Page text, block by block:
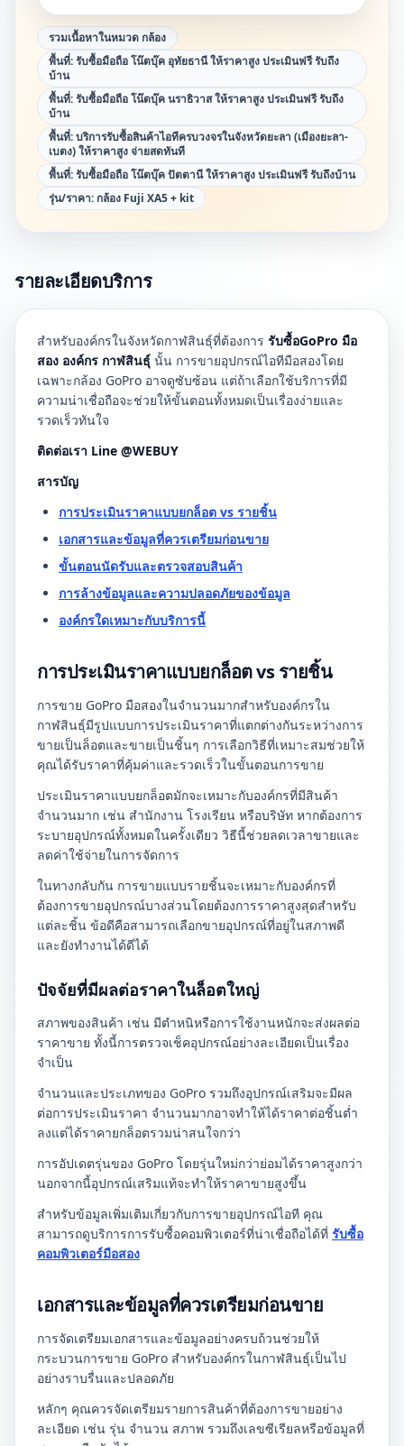
รวมเนื้อหาในหมวดกล้อง
พื้นที่:รับซื้อมือถือ โน๊ตบุ๊ค อุทัยธานี ให้ราคาสูง ประเมินฟรี รับถึง
บ้าน
พื้นที่:รับซื้อมือถือ โน๊ตบุ๊ค นราธิวาส ให้ราคาสูง ประเมินฟรี รับถึง
บ้าน
พื้นที่:บริการรับซื้อสินค้าไอทีครบวงจรในจังหวัดยะลา (เมืองยะลา-
เบตง) ให้ราคาสูง จ่ายสดทันที
พื้นที่:รับซื้อมือถือ โน๊ตบุ๊ค ปัตตานี ให้ราคาสูง ประเมินฟรี รับถึงบ้าน
รุ่น/ราคา:กล้อง Fuji XA5 + kit
รายละเอียดบริการ
สำหรับองค์กรในจังหวัดกาฬสินธุ์ที่ต้องการ รับซื้อGoPro มือ
สอง องค์กร กาฬสินธุ์ นั้น การขายอุปกรณ์ไอทีมือสองโดย
เฉพาะกล้อง GoPro อาจดูซับซ้อน แต่ถ้าเลือกใช้บริการที่มี
ความน่าเชื่อถือจะช่วยให้ขั้นตอนทั้งหมดเป็นเรื่องง่ายและ
รวดเร็วทันใจ
ติดต่อเรา Line @WEBUY
สารบัญ
การประเมินราคาแบบยกล็อต vs รายชิ้น
เอกสารและข้อมูลที่ควรเตรียมก่อนขาย
ขั้นตอนนัดรับและตรวจสอบสินค้า
การล้างข้อมูลและความปลอดภัยของข้อมูล
องค์กรใดเหมาะกับบริการนี้
การประเมินราคาแบบยกล็อต vs รายชิ้น
การขาย GoPro มือสองในจำนวนมากสำหรับองค์กรใน
กาฬสินธุ์มีรูปแบบการประเมินราคาที่แตกต่างกันระหว่างการ
ขายเป็นล็อตและขายเป็นชิ้นๆ การเลือกวิธีที่เหมาะสมช่วยให้
คุณได้รับราคาที่คุ้มค่าและรวดเร็วในขั้นตอนการขาย
ประเมินราคาแบบยกล็อตมักจะเหมาะกับองค์กรที่มีสินค้า
จำนวนมาก เช่น สำนักงาน โรงเรียน หรือบริษัท หากต้องการ
ระบายอุปกรณ์ทั้งหมดในครั้งเดียว วิธีนี้ช่วยลดเวลาขายและ
ลดค่าใช้จ่ายในการจัดการ
ในทางกลับกัน การขายแบบรายชิ้นจะเหมาะกับองค์กรที่
ต้องการขายอุปกรณ์บางส่วนโดยต้องการราคาสูงสุดสำหรับ
แต่ละชิ้น ข้อดีคือสามารถเลือกขายอุปกรณ์ที่อยู่ในสภาพดี
และยังทำงานได้ดีได้
ปัจจัยที่มีผลต่อราคาในล็อตใหญ่
สภาพของสินค้า เช่น มีตำหนิหรือการใช้งานหนักจะส่งผลต่อ
ราคาขาย ทั้งนี้การตรวจเช็คอุปกรณ์อย่างละเอียดเป็นเรื่อง
จำเป็น
จำนวนและประเภทของ GoPro รวมถึงอุปกรณ์เสริมจะมีผล
ต่อการประเมินราคา จำนวนมากอาจทำให้ได้ราคาต่อชิ้นต่ำ
ลงแต่ได้ราคายกล็อตรวมน่าสนใจกว่า
การอัปเดตรุ่นของ GoPro โดยรุ่นใหม่กว่าย่อมได้ราคาสูงกว่า
นอกจากนี้อุปกรณ์เสริมแท้จะทำให้ราคาขายสูงขึ้น
สำหรับข้อมูลเพิ่มเติมเกี่ยวกับการขายอุปกรณ์ไอที คุณ
สามารถดูบริการการรับซื้อคอมพิวเตอร์ที่น่าเชื่อถือได้ที่ รับซื้อ
คอมพิวเตอร์มือสอง
เอกสารและข้อมูลที่ควรเตรียมก่อนขาย
การจัดเตรียมเอกสารและข้อมูลอย่างครบถ้วนช่วยให้
กระบวนการขาย GoPro สำหรับองค์กรในกาฬสินธุ์เป็นไป
อย่างราบรื่นและปลอดภัย
หลักๆ คุณควรจัดเตรียมรายการสินค้าที่ต้องการขายอย่าง
ละเอียด เช่น รุ่น จำนวน สภาพ รวมถึงเลขซีเรียลหรือข้อมูลที่